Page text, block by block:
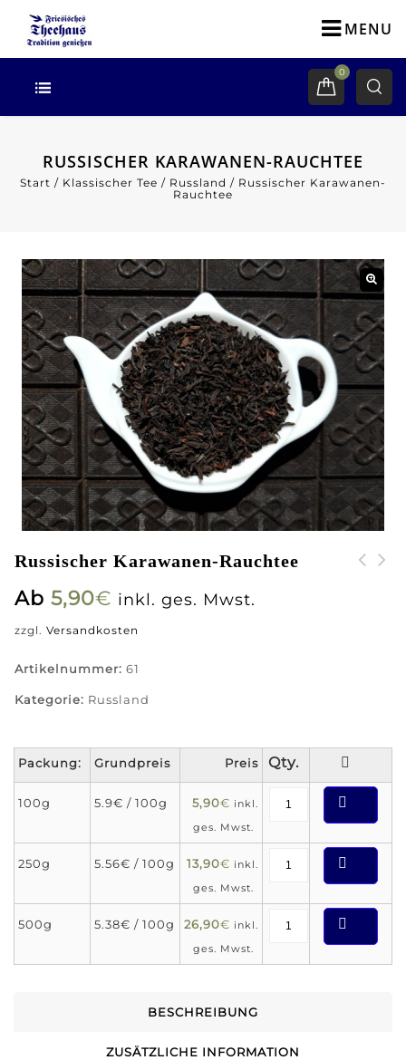
MENU
0
RUSSISCHER KARAWANEN-RAUCHTEE
Start / Klassischer Tee / Russland / Russischer Karawanen-
Rauchtee
Russischer Karawanen-Rauchtee
Ab 5,90€ inkl. ges. Mwst.
zzgl. Versandkosten
Artikelnummer: 61
Kategorie: Russland
Packung: Grundpreis Preis
100g 5.9€ / 100g 5,90€ inkl.
ges. Mwst.
250g 5.56€ / 100g 13,90€ inkl.
ges. Mwst.
500g 5.38€ / 100g 26,90€ inkl.
ges. Mwst.
BESCHREIBUNG
ZUSÄTZLICHE INFORMATION